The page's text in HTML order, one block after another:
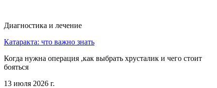
Диагностика и лечение
Катаракта: что важно знать
Когда нужна операция ,как выбрать хрусталик и чего стоит
бояться
13 июля 2026 г.